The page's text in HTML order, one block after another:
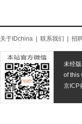
关于IDchina 联系我们 招
未经
of this
京ICP